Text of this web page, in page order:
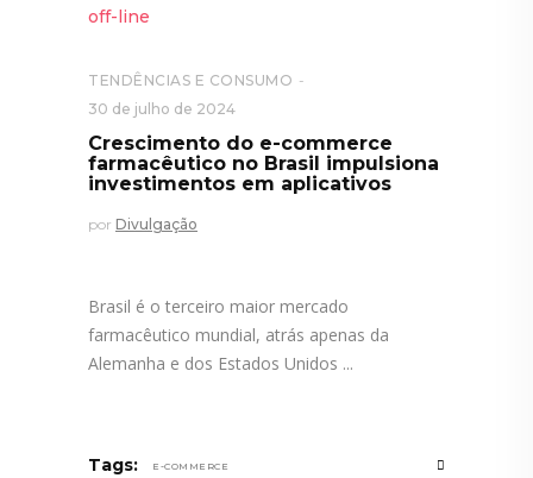
TENDÊNCIAS E CONSUMO
30 de julho de 2024
Crescimento do e-commerce
farmacêutico no Brasil impulsiona
investimentos em aplicativos
por Divulgação
Brasil é o terceiro maior mercado
farmacêutico mundial, atrás apenas da
Alemanha e dos Estados Unidos
Tags: E-COMMERCE